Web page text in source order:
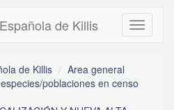
Toggle
de Killis
de Killis
Area general
poblaciones en censo